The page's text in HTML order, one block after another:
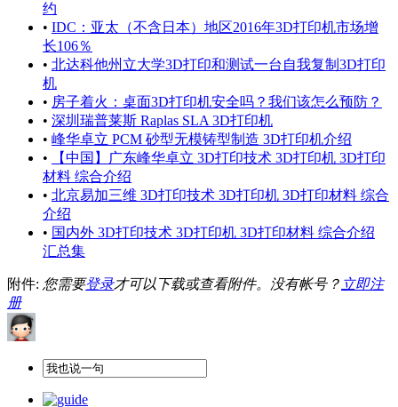
约
• IDC：亚太（不含日本）地区2016年3D打印机市场增
长106％
• 北达科他州立大学3D打印和测试一台自我复制3D打印
机
• 房子着火：桌面3D打印机安全吗？我们该怎么预防？
• 深圳瑞普莱斯 Raplas SLA 3D打印机
• 峰华卓立 PCM 砂型无模铸型制造 3D打印机介绍
•
【中国】广东峰华卓立 3D打印技术 3D打印机 3D打印
材料 综合介绍
• 北京易加三维 3D打印技术 3D打印机 3D打印材料 综合
介绍
• 国内外 3D打印技术 3D打印机 3D打印材料 综合介绍
汇总集
附件: 您需要登录才可以下载或查看附件。没有帐号？ 立即注
册